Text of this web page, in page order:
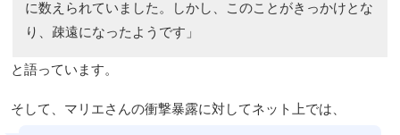
に数えられていました。しかし、このことがきっかけとな
り、疎遠になったようです」
と語っています。
そして、マリエさんの衝撃暴露に対してネット上では、